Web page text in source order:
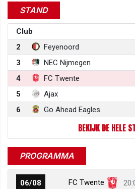
STAND
Club
2
Feyenoord
3
NEC Nijmegen
4
FC Twente
5
Ajax
6
Go Ahead Eagles
BEKIJK DE HELE
PROGRAMMA
06/08 FC Twente